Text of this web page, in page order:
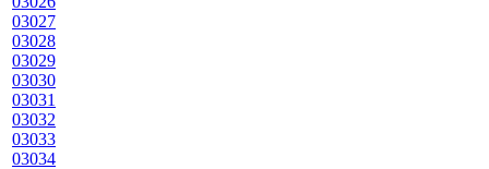
03027
03028
03029
03030
03031
03032
03033
03034